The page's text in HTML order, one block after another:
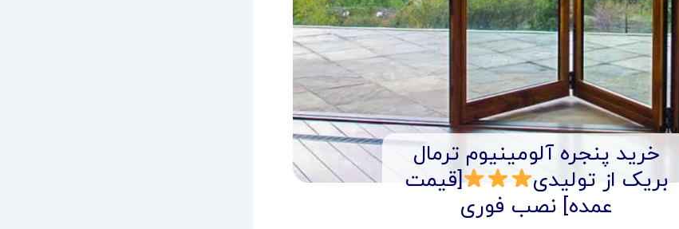
خرید پنجره آلومینیوم ترمال
بریک از تولیدی
[قیمت
عمده] نصب فوری